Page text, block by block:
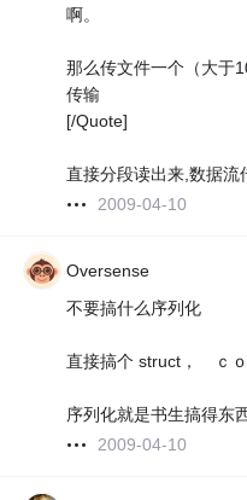
啊。
那么传文件一个（大于
传输
[/Quote]
直接分段读出来,数据流
2009-04-10
Oversense
不要搞什么序列化
直接搞个 struct， ｃｏ
序列化就是书生搞得东西
2009-04-10